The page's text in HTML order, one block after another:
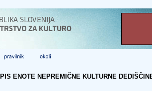
ENOTE NEPREMIČNE KULTURNE